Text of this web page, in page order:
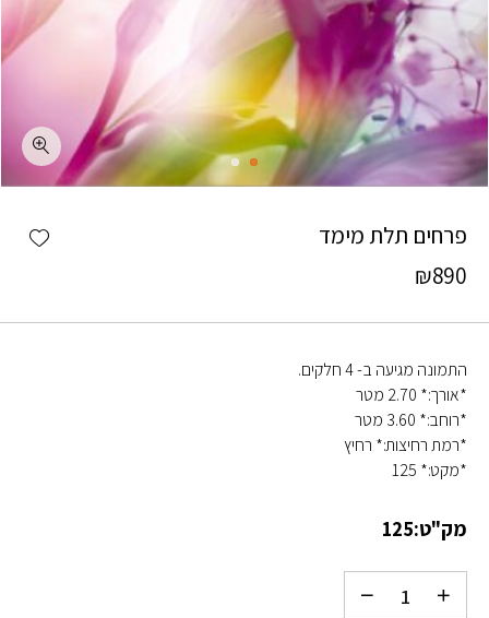
פרחים תלת מימד
₪890
התמונה מגיעה ב- 4 חלקים.
*אורך:* 2.70 מטר
*רוחב:* 3.60 מטר
*רמת רחיצות:* רחיץ
*מקט:* 125
מק"ט:125